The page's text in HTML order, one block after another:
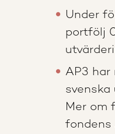
Under
portfölj
AP3 har
svenska
Mer om
fondens